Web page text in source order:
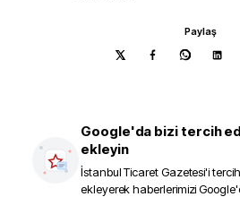
Paylaş
Google'da bizi tercih
ekleyin
İstanbul Ticaret Gazetesi'i
ekleyerek haberlerimizi